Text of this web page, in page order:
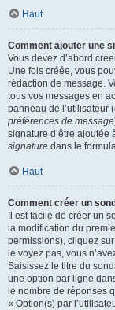
Haut
Comment ajouter une
Vous devez d’abord
Une fois créée, vous
rédaction de message.
tous vos messages en
panneau de l’utilisateur
préférences de message
signature d’être
signature dans le
Haut
Comment créer un
Il est facile de créer un
la modification du
permissions), cliquez
le voyez pas, vous
Saisissez le titre du
une option par ligne
le nombre de réponses
« Option(s) par